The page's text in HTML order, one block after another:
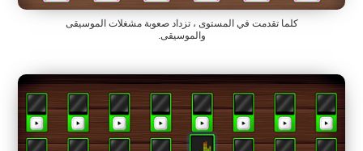
كلما تقدمت في المستوى ، تزداد صعوبة مشغلات الموسيقى
والموسيقى.